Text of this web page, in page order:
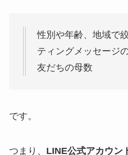
性別や年齢、地域で
ティングメッセージ
友だちの母数
です。
つまり、 LINE公式アカウン